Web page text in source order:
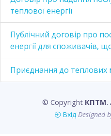
теплової енергії
Публічний договір про
енергії для споживачів,
Приєднання до теплових
© Copyright КПТМ.
Вхід Designed